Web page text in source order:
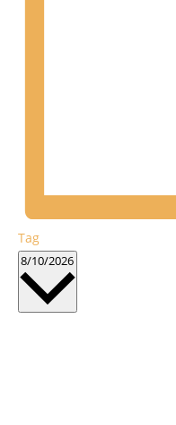
Tag
8/10/2026Datum